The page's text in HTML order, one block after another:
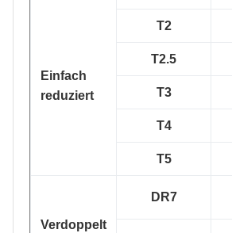
Einfach
reduziert
T2
T2.5
T3
T4
T5
Verdoppelt
DR7